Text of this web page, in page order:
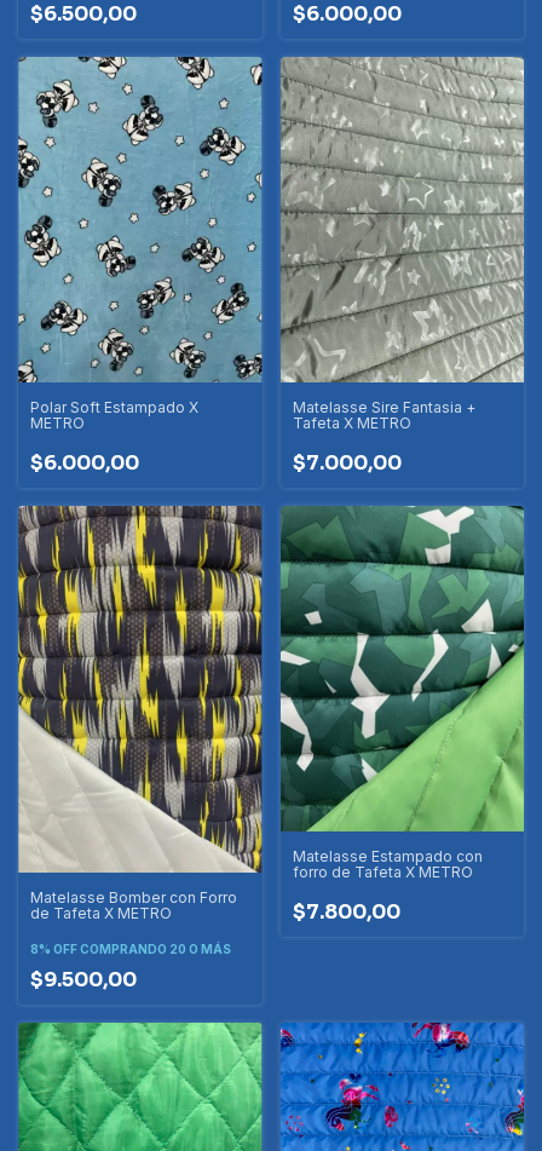
$6.500,00 $6.000,00
Polar Soft Estampado X
METRO
$6.000,00
Matelasse Sire Fantasia +
Tafeta X METRO
$7.000,00
Matelasse Bomber con Forro
de Tafeta X METRO
8% OFFCOMPRANDO 20 O MÁS
$9.500,00
Matelasse Estampado con
forro de Tafeta X METRO
$7.800,00